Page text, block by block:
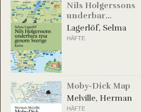
Nils Holgerssons
underbar...
Lagerlöf, Selma
HÄFTE
Moby-Dick Map
Melville, Herman
HÄFTE